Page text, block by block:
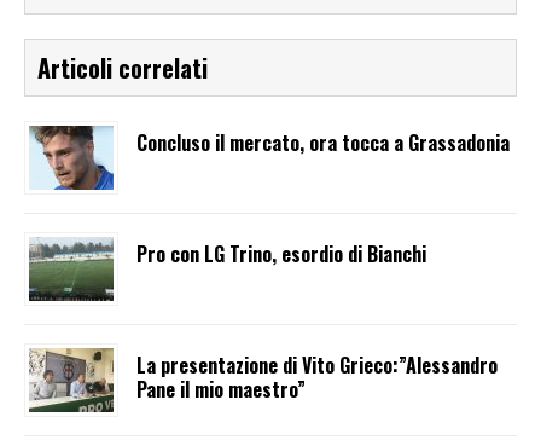
Articoli correlati
Concluso il mercato, ora tocca a Grassadonia
Pro con LG Trino, esordio di Bianchi
La presentazione di Vito Grieco:”Alessandro
Pane il mio maestro”